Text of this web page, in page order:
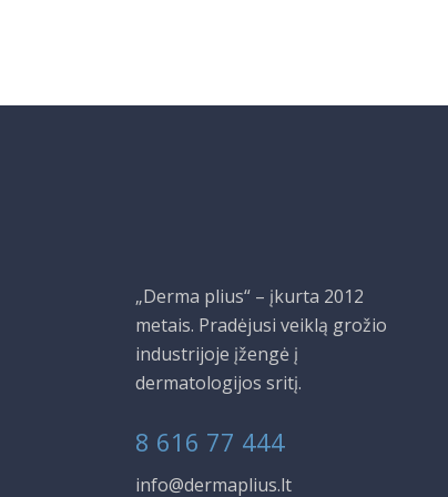
„Derma plius“ – įkurta 2012
metais. Pradėjusi veiklą grožio
industrijoje įžengė į
dermatologijos sritį.
8 616 77 444
info@dermaplius.lt